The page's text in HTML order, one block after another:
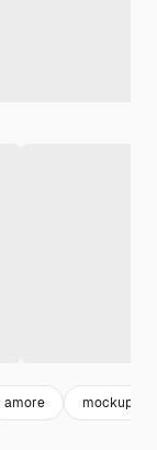
amore mockup